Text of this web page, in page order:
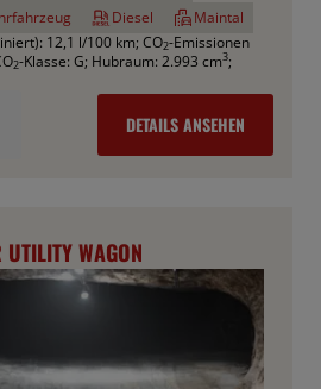
Diesel
Maintal
12,1 l/100 km; CO2-Emissionen
2-Klasse: G; Hubraum: 2.993 cm3;
DETAILS ANSEHEN
UTILITY WAGON